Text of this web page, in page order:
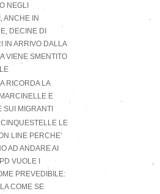
NEGLI
ANCHE IN
DECINE DI
IN ARRIVO DALLA
VIENE SMENTITO
RICORDA LA
E
SUI MIGRANTI
LE
LINE PERCHE’
AD ANDARE AI
VUOLE I
PREVEDIBILE:
COME SE